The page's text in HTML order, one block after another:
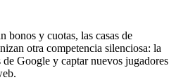
bonos y cuotas, las casas de
otra competencia silenciosa: la
Google y captar nuevos jugadores